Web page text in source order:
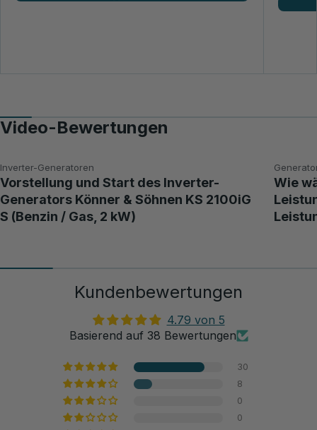
Video-Bewertungen
Inverter-Generatoren
Vorstellung und Start des Inverter-
Generators Könner & Söhnen KS 2100iG
S (Benzin / Gas, 2 kW)
Wie
Kundenbewertungen
4.79 von 5
Basierend auf 38 Bewertungen
30
8
0
0